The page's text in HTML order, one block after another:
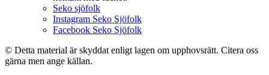
Seko sjöfolk
Instagram Seko Sjöfolk
Facebook Seko Sjöfolk
© Detta material är skyddat enligt lagen om upphovsrätt. Citera oss
gärna men ange källan.